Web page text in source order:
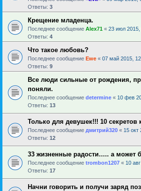
Ответы: 3
Крещение младенца.
Последнее сообщение Alex71 « 23 июл 2015,
Ответы: 4
Что такое любовь?
Последнее сообщение Ewe « 07 май 2015,
Ответы: 9
Все люди сильные от рождения,
поняли.
Последнее сообщение determine « 10 фев
Ответы: 13
Только для девушек!!! 10
Последнее сообщение дмитрий320 « 15 окт
Ответы: 12
33 жизненные радости….. а может
Последнее сообщение trombon1207 « 10
Ответы: 17
Начни говорить и получи заряд